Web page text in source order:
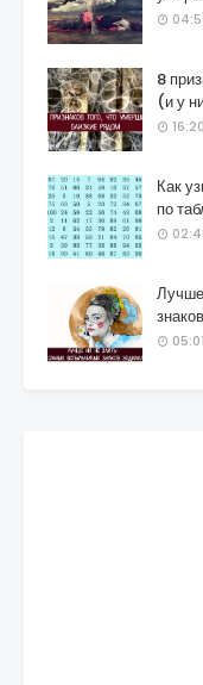
8
(и у
16:20
Как
по
05:01